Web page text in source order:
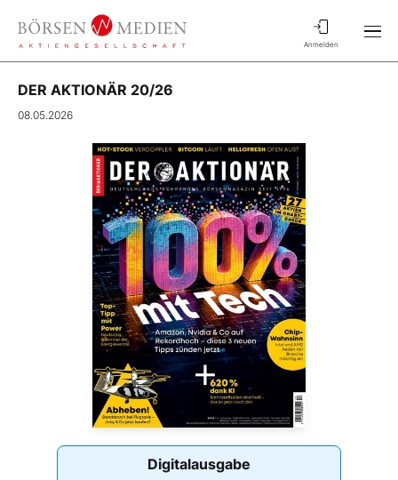
Anmelden
DER AKTIONÄR 20/26
08.05.2026
Digitalausgabe